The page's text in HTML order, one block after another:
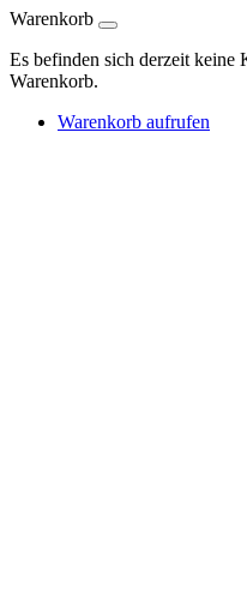
Warenkorb
Es befinden sich derzeit keine
Warenkorb.
Warenkorb aufrufen